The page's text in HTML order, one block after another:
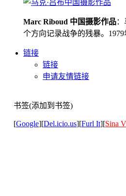
Marc Riboud 中国摄影作品
个方向记录战争的残暴。
链接
链接
申请友情链接
书签(添加到书签)
[Google][Del.icio.us][Furl It][Sina